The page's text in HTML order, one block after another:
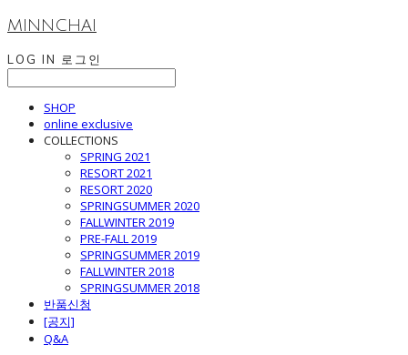
MINNCHAI
LOG IN 로그인
SHOP
online exclusive
COLLECTIONS
SPRING 2021
RESORT 2021
RESORT 2020
SPRINGSUMMER 2020
FALLWINTER 2019
PRE-FALL 2019
SPRINGSUMMER 2019
FALLWINTER 2018
SPRINGSUMMER 2018
반품신청
[공지]
Q&A